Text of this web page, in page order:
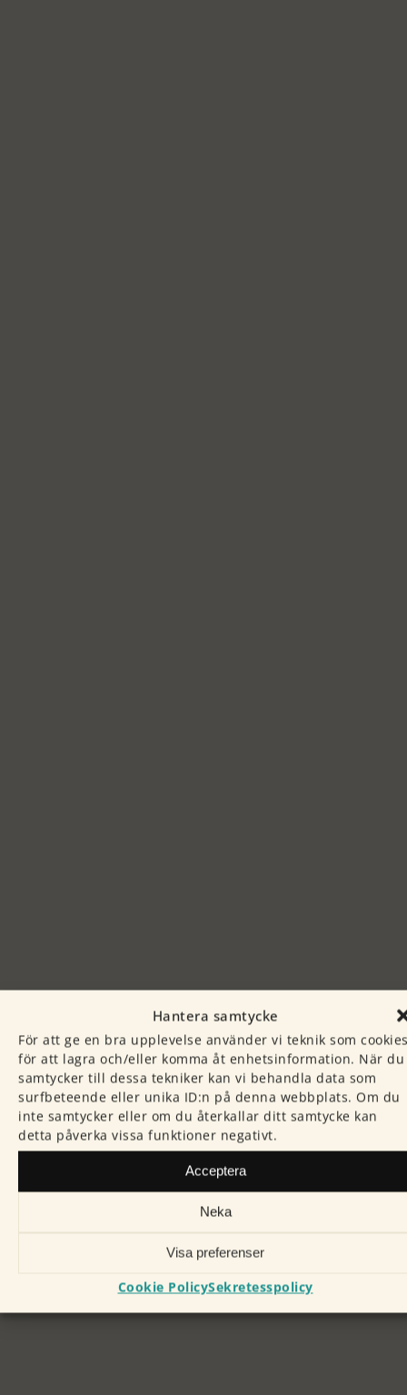
Hantera samtycke
För att ge en bra upplevelse använder vi teknik som
för att lagra och/eller komma åt enhetsinformation. När du
samtycker till dessa tekniker kan vi behandla data som
surfbeteende eller unika ID:n på denna webbplats. Om du
inte samtycker eller om du återkallar ditt samtycke kan
detta påverka vissa funktioner negativt.
Acceptera
Neka
Visa preferenser
Cookie PolicySekretesspolicy